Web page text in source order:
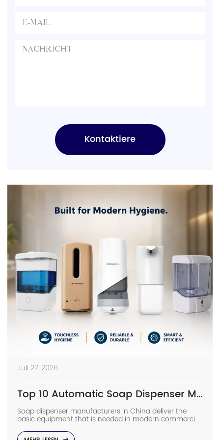
Kontaktiere
Juli 27, 2026
Top 10 Automatic Soap Dispenser Manufacturers in China
Soap dispenser manufacturers in China deliver the
basic equipment that is needed in modern commercial
bathrooms where hygiene stands first and foremost. In
places such as airports, even a failure of one sensor